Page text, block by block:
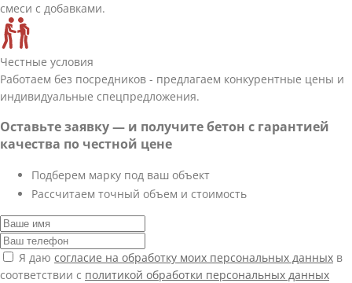
смеси с добавками.
Честные условия
Работаем без посредников - предлагаем конкурентные цены и
индивидуальные спецпредложения.
Оставьте заявку — и получите бетон с гарантией
качества по честной цене
Подберем марку под ваш объект
Рассчитаем точный объем и стоимость
Я даю согласие на обработку моих персональных данных в
соответствии с политикой обработки персональных данных